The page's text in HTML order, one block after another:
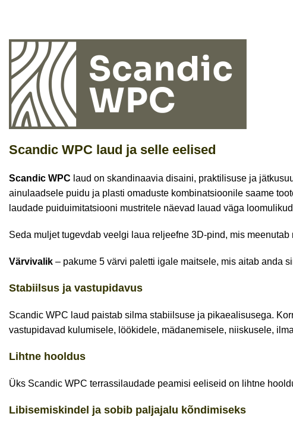
Scandic WPC laud ja selle eelised
Scandic WPC laud on skandinaavia disaini, praktilisuse ja
ainulaadsele puidu ja plasti omaduste kombinatsioonile saame
laudade puiduimitatsiooni mustritele näevad lauad väga
Seda muljet tugevdab veelgi laua reljeefne 3D-pind, mis meenutab
Värvivalik – pakume 5 värvi paletti igale maitsele, mis aitab anda
Stabiilsus ja vastupidavus
Scandic WPC laud paistab silma stabiilsuse ja pikaealisusega.
vastupidavad kulumisele, löökidele, mädanemisele, niiskusele,
Lihtne hooldus
Üks Scandic WPC terrassilaudade peamisi eeliseid on lihtne
Libisemiskindel ja sobib paljajalu kõndimiseks